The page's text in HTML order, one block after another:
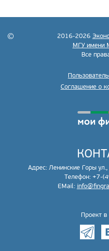
2016-2026
МГУ имени
Все
Соглашение о
Адрес: Ленинские Горы
Телефон: +7-
EMail:
Проект в